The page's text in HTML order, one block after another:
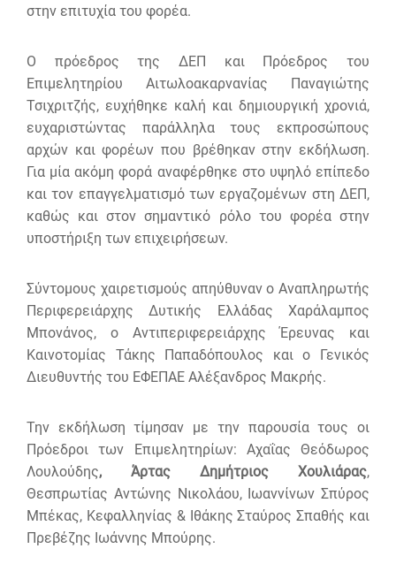
στην επιτυχία του φορέα.
Ο πρόεδρος της ΔΕΠ και Πρόεδρος του
Επιμελητηρίου Αιτωλοακαρνανίας Παναγιώτης
Τσιχριτζής, ευχήθηκε καλή και δημιουργική χρονιά,
ευχαριστώντας παράλληλα τους εκπροσώπους
αρχών και φορέων που βρέθηκαν στην εκδήλωση.
Για μία ακόμη φορά αναφέρθηκε στο υψηλό επίπεδο
και τον επαγγελματισμό των εργαζομένων στη ΔΕΠ,
καθώς και στον σημαντικό ρόλο του φορέα στην
υποστήριξη των επιχειρήσεων.
Σύντομους χαιρετισμούς απηύθυναν ο Αναπληρωτής
Περιφερειάρχης Δυτικής Ελλάδας Χαράλαμπος
Μπονάνος, ο Αντιπεριφερειάρχης Έρευνας και
Καινοτομίας Τάκης Παπαδόπουλος και ο Γενικός
Διευθυντής του ΕΦΕΠΑΕ Αλέξανδρος Μακρής.
Την εκδήλωση τίμησαν με την παρουσία τους οι
Πρόεδροι των Επιμελητηρίων: Αχαΐας Θεόδωρος
Λουλούδης, Άρτας Δημήτριος Χουλιάρας,
Θεσπρωτίας Αντώνης Νικολάου, Ιωαννίνων Σπύρος
Μπέκας, Κεφαλληνίας & Ιθάκης Σταύρος Σπαθής και
Πρεβέζης Ιωάννης Μπούρης.